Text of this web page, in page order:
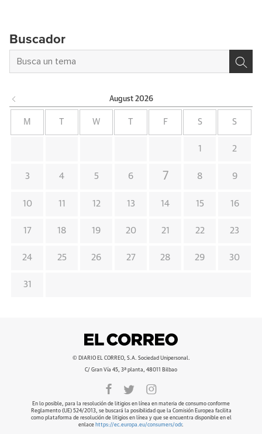
Buscador
August 2026
M W F S S
1 2
3 4 5 6 7 8 9
10 11 12 13 14 15 16
17 18 19 20 21 22 23
24 25 26 27 28 29 30
31
© DIARIO EL CORREO, S.A. Sociedad Unipersonal.
C/ Gran Vía 45, 3ª planta, 48011 Bilbao
En lo posible, para la resolución de litigios en línea en materia de consumo conforme
Reglamento (UE) 524/2013, se buscará la posibilidad que la Comisión Europea facilita
como plataforma de resolución de litigios en línea y que se encuentra disponible en el
enlace https://ec.europa.eu/consumers/odr.